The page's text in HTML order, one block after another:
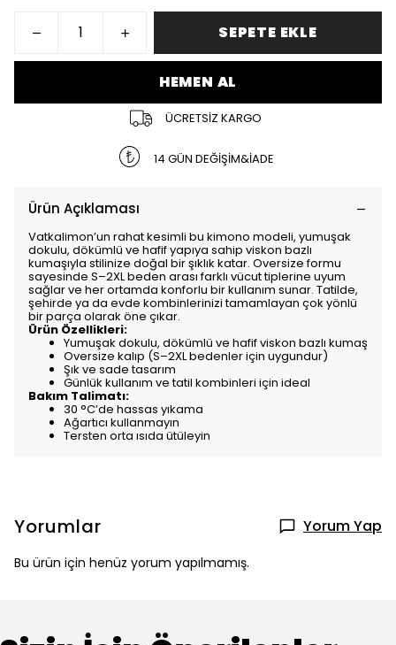
SEPETE EKLE
HEMEN AL
ÜCRETSİZ KARGO
14 GÜN DEĞİŞİM&İADE
Ürün Açıklaması
Vatkalimon’un rahat kesimli bu kimono modeli, yumuşak
dokulu, dökümlü ve hafif yapıya sahip viskon bazlı
kumaşıyla stilinize doğal bir şıklık katar. Oversize formu
sayesinde S–2XL beden arası farklı vücut tiplerine uyum
sağlar ve her ortamda konforlu bir kullanım sunar. Tatilde,
şehirde ya da evde kombinlerinizi tamamlayan çok yönlü
bir parça olarak öne çıkar.
Ürün Özellikleri:
Yumuşak dokulu, dökümlü ve hafif viskon bazlı kumaş
Oversize kalıp (S–2XL bedenler için uygundur)
Şık ve sade tasarım
Günlük kullanım ve tatil kombinleri için ideal
Bakım Talimatı:
30 °C’de hassas yıkama
Ağartıcı kullanmayın
Tersten orta ısıda ütüleyin
Yorumlar Yorum Yap
Bu ürün için henüz yorum yapılmamış.